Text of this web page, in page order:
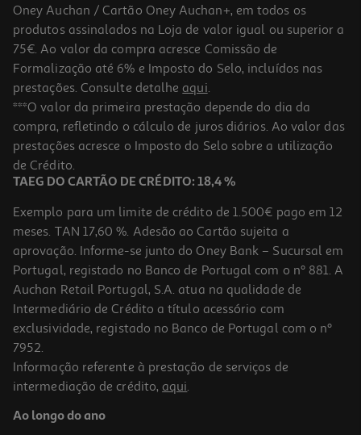
Oney Auchan / Cartão Oney Auchan+, em todos os
produtos assinalados na Loja de valor igual ou superior a
75€. Ao valor da compra acresce Comissão de
Formalização até 6% e Imposto do Selo, incluídos nas
prestações. Consulte detalhe aqui.
***O valor da primeira prestação depende do dia da
compra, refletindo o cálculo de juros diários. Ao valor das
prestações acresce o Imposto do Selo sobre a utilização
de Crédito.
TAEG DO CARTÃO DE CRÉDITO: 18,4 %
Exemplo para um limite de crédito de 1.500€ pago em 12
meses. TAN 17,60 %. Adesão ao Cartão sujeita a
aprovação. Informe-se junto do Oney Bank – Sucursal em
Portugal, registado no Banco de Portugal com o nº 881. A
Auchan Retail Portugal, S.A. atua na qualidade de
Intermediário de Crédito a título acessório com
exclusividade, registado no Banco de Portugal com o nº
7952.
Informação referente à prestação de serviços de
intermediação de crédito, aqui.
Ao longo do ano